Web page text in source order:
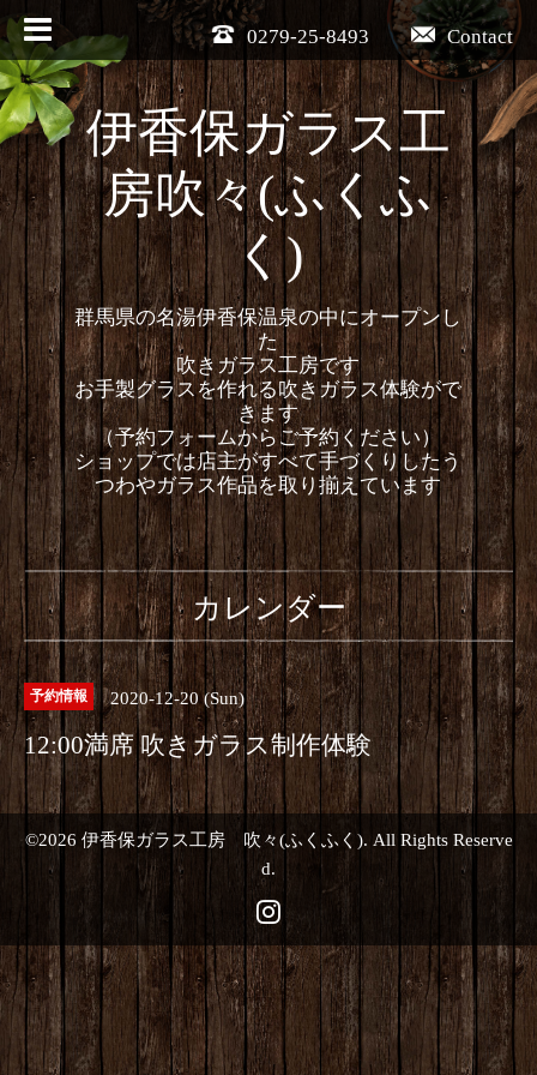
Contact
0279-25-8493
伊香保ガラス工
房吹々(ふくふ
く)
群馬県の名湯伊香保温泉の中にオープンし
た
吹きガラス工房です
お手製グラスを作れる吹きガラス体験がで
きます
（予約フォームからご予約ください）
ショップでは店主がすべて手づくりしたう
つわやガラス作品を取り揃えています
カレンダー
予約情報 2020-12-20 (Sun)
12:00満席 吹きガラス制作体験
©2026 伊香保ガラス工房 吹々(ふくふく). All Rights Reserve
d.